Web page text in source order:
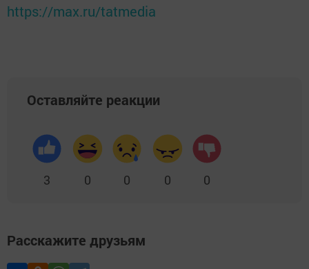
https://max.ru/tatmedia
Оставляйте реакции
3 0 0 0 0
Расскажите друзьям